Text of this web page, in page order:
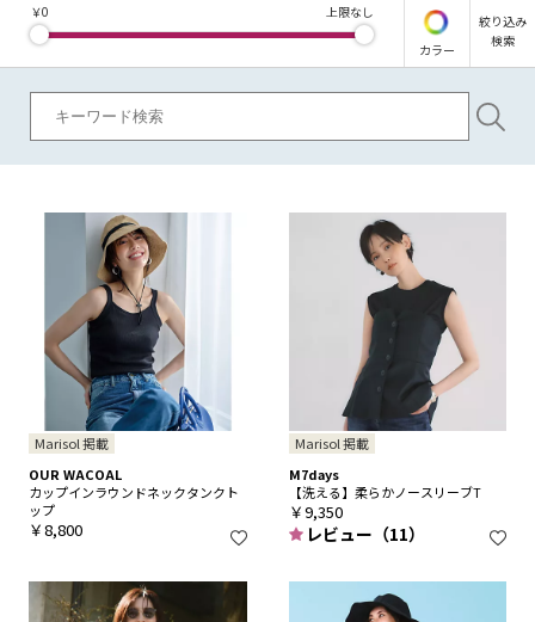
￥0 上限なし
カラー
絞り込み
検索
Marisol 掲載
OUR WACOAL
カップインラウンドネックタンクト
ップ
￥8,800
Marisol 掲載
M7days
【洗える】柔らかノースリーブT
￥9,350
レビュー（11）